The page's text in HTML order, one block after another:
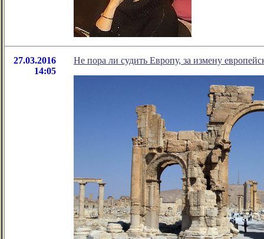
27.03.2016
14:05
Не пора ли судить Европу, за измену